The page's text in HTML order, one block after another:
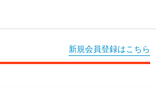
新規会員登録はこちら